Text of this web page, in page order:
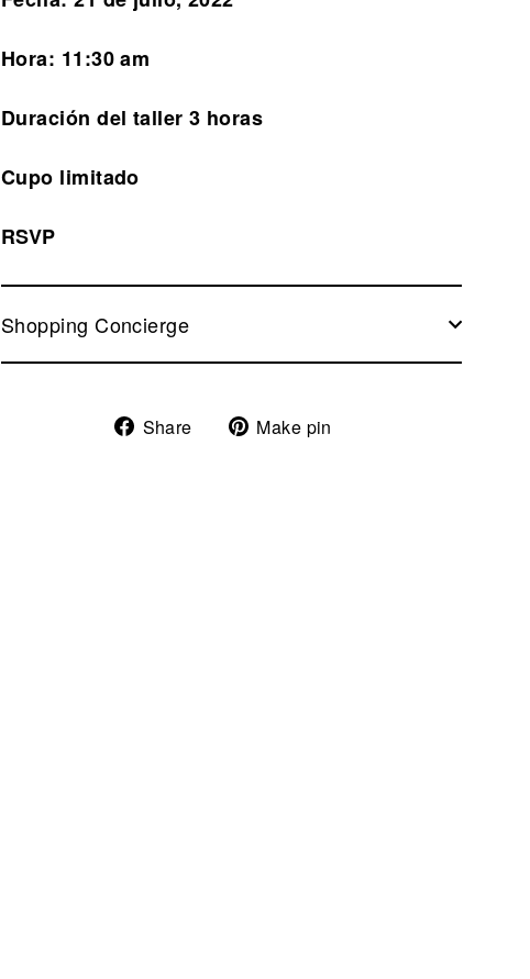
Hora: 11:30 am
Duración del taller 3 horas
Cupo limitado
RSVP
Shopping Concierge
Share
ShareMake pin